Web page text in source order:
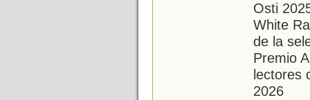
Osti
White
de la
Premio
lectores
2026